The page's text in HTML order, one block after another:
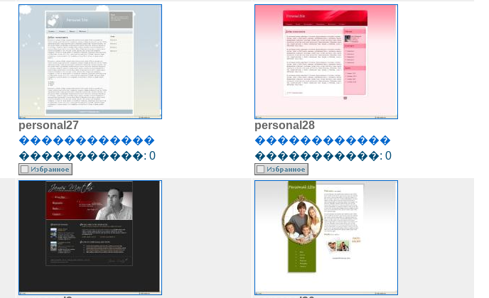
personal27
������������
�����������: 0
personal28
������������
�����������: 0